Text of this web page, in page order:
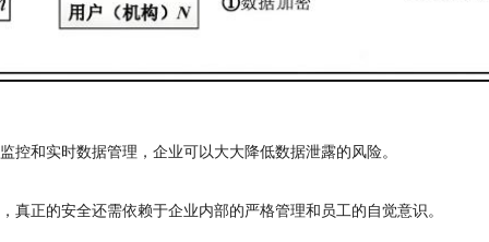
控和实时数据管理，企业可以大大降低数据泄露的风险。
真正的安全还需依赖于企业内部的严格管理和员工的自觉意识。